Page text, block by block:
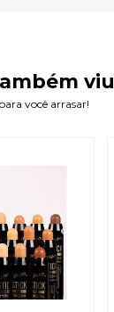
viu
você arrasar!